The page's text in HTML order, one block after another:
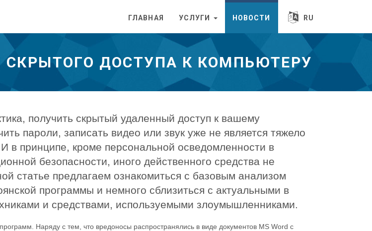
ГЛАВНАЯ УСЛУГИ НОВОСТИ RU
ДОСТУПА К КОМПЬЮТЕРУ
получить скрытый удаленный доступ к вашему
пароли, записать видео или звук уже не является тяжело
в принципе, кроме персональной осведомленности в
безопасности, иного действенного средства не
статье предлагаем ознакомиться с базовым анализом
программы и немного сблизиться с актуальными в
и средствами, используемыми злоумышленниками.
Наряду с тем, что вредоносы распространялись в виде документов MS Word с